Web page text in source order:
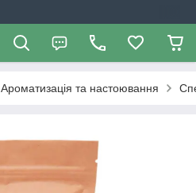
Ароматизація та настоювання